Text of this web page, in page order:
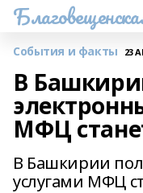
События и факты 23
В
МФЦ
В Башкирии
услугами МФЦ